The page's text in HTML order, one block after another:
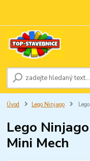
Úvod Lego Ninjago
Lego
Mini Mech